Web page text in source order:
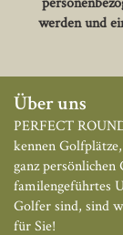
werden und
Über uns
PERFECT
kennen
ganz
familengeführtes
Golfer sind, sind
für Sie!